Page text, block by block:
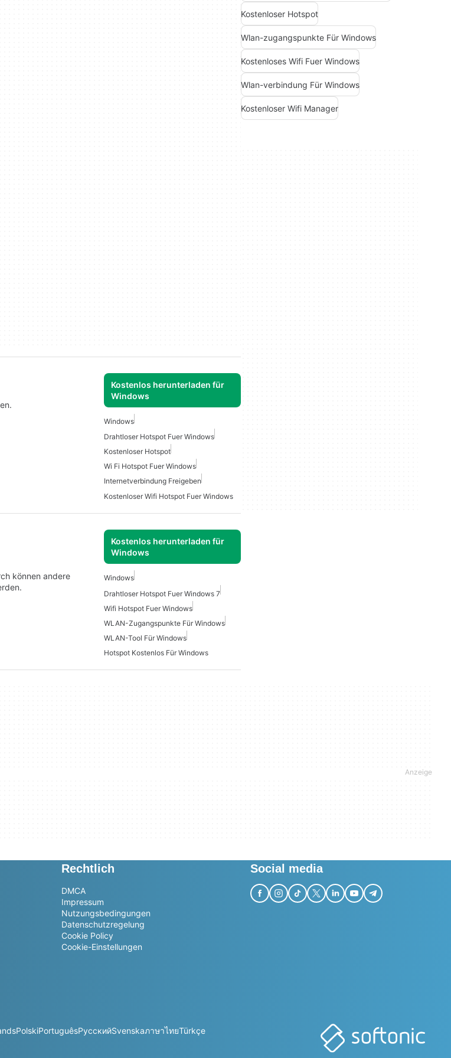
Kostenlos herunterladen für
Windows
Windows
Drahtloser Hotspot Fuer Windows
Kostenloser Hotspot
Wi Fi Hotspot Fuer Windows
Internetverbindung Freigeben
Kostenloser Wifi Hotspot Fuer Windows
Kostenlos herunterladen für
Windows
können andere
Windows
Drahtloser Hotspot Fuer Windows 7
Wifi Hotspot Fuer Windows
WLAN-Zugangspunkte Für Windows
WLAN-Tool Für Windows
Hotspot Kostenlos Für Windows
Kostenloser Hotspot
Wlan-zugangspunkte Für Windows
Kostenloses Wifi Fuer Windows
Wlan-verbindung Für Windows
Kostenloser Wifi Manager
Rechtlich
DMCA
Impressum
Nutzungsbedingungen
Datenschutzregelung
Cookie Policy
Cookie-Einstellungen
Social media
PolskiPortuguêsРусскийSvenskaภาษาไทยTürkçe